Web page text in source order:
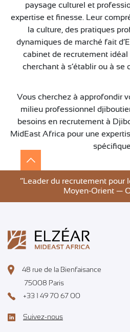
paysage culturel et
expertise et finesse. Leur
la culture, des pratiques
dynamiques de marché fait
cabinet de recrutement
cherchant à s’établir ou à se
Vous cherchez à approfondir
milieu professionnel
besoins en recrutement à
MidEast Africa pour une
”Leader du recrutement
Moyen-Orient —
48 rue de la Bienfaisance
75008 Paris
+33 1 49 70 67 00
Suivez-nous